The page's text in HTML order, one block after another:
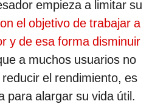
empieza a limitar su
el objetivo de trabajar a
y de esa forma disminuir
a muchos usuarios no
el rendimiento, es
para alargar su vida útil.